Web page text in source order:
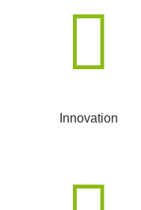
Innovation